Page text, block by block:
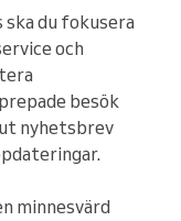
ska du fokusera
och
besök
nyhetsbrev
minnesvärd